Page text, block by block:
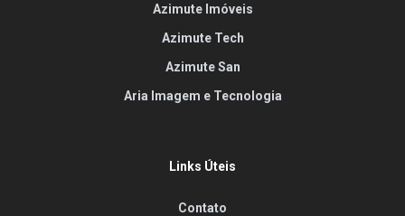
Azimute Imóveis
Azimute Tech
Azimute San
Aria Imagem e Tecnologia
Links Úteis
Contato